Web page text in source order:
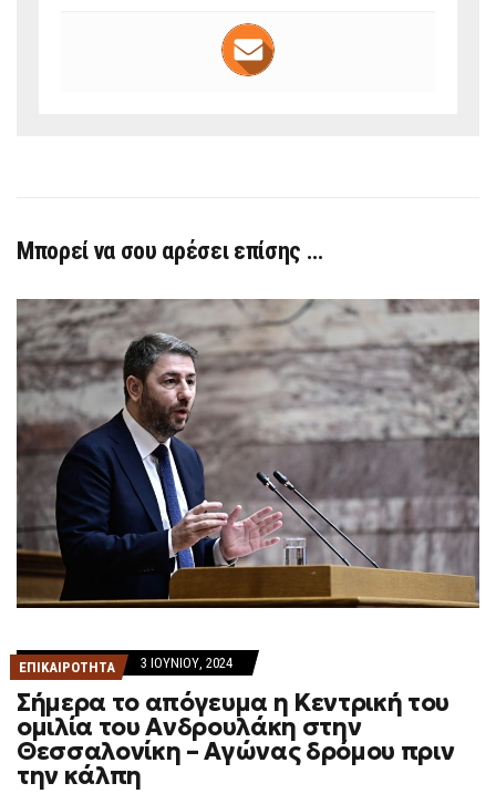
Μπορεί να σου αρέσει επίσης …
ΕΠΙΚΑΙΡΟΤΗΤΑ 3 ΙΟΥΝΊΟΥ, 2024
Σήμερα το απόγευμα η Κεντρική του
ομιλία του Ανδρουλάκη στην
Θεσσαλονίκη – Αγώνας δρόμου πριν
την κάλπη